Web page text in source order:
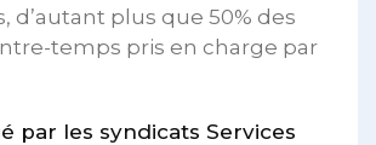
d’autant plus que 50% des
temps pris en charge par
par les syndicats Services